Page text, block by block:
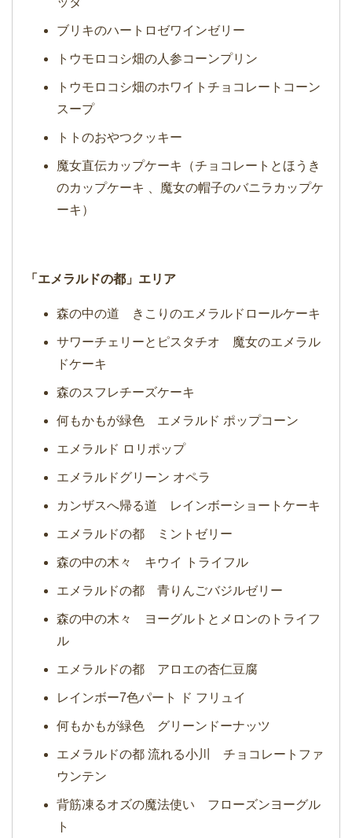
ブリキのハートロゼワインゼリー
トウモロコシ畑の人参コーンプリン
トウモロコシ畑のホワイトチョコレートコーン
スープ
トトのおやつクッキー
魔女直伝カップケーキ（チョコレートとほうき
のカップケーキ 、魔女の帽子のバニラカップケ
ーキ）
「エメラルドの都」エリア
森の中の道 きこりのエメラルドロールケーキ
サワーチェリーとピスタチオ 魔女のエメラル
ドケーキ
森のスフレチーズケーキ
何もかもが緑色 エメラルド ポップコーン
エメラルド ロリポップ
エメラルドグリーン オペラ
カンザスへ帰る道 レインボーショートケーキ
エメラルドの都 ミントゼリー
森の中の木々 キウイ トライフル
エメラルドの都 青りんごバジルゼリー
森の中の木々 ヨーグルトとメロンのトライフ
ル
エメラルドの都 アロエの杏仁豆腐
レインボー7色パート ド フリュイ
何もかもが緑色 グリーンドーナッツ
エメラルドの都 流れる小川 チョコレートファ
ウンテン
背筋凍るオズの魔法使い フローズンヨーグル
ト